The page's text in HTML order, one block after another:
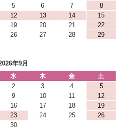
5 6 7
8
12 13 14
15
19 20 21
22
26 27 28
29
年9月
水 木 金
土
2 3 4
5
9 10 11
12
16 17 18
19
23 24 25
26
30